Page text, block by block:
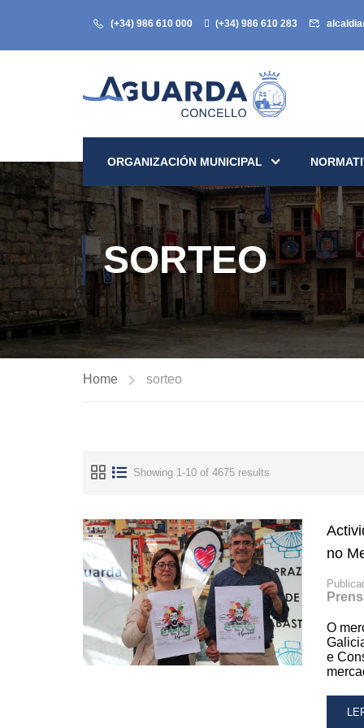
(+34) 986 610 000 (+34) 986 610 283
ORGANIZACIÓN MUNICIPAL
SORTEO
Home sorteo
Showing 1-10 of 4675 results
no
O
e